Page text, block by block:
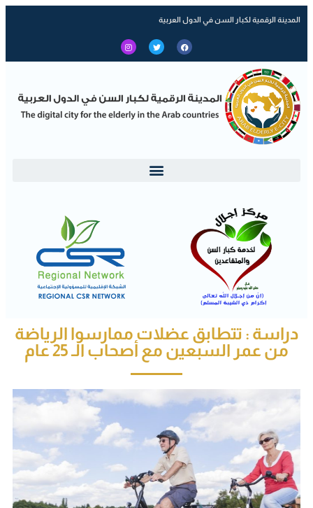
المدينة الرقمية لكبار السن في الدول العربية
دراسة : تتطابق عضلات ممارسوا الرياضة
من عمر السبعين مع أصحاب الـ 25 عام